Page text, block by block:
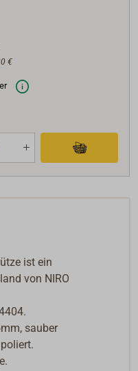
€
ist ein
von NIRO
sauber